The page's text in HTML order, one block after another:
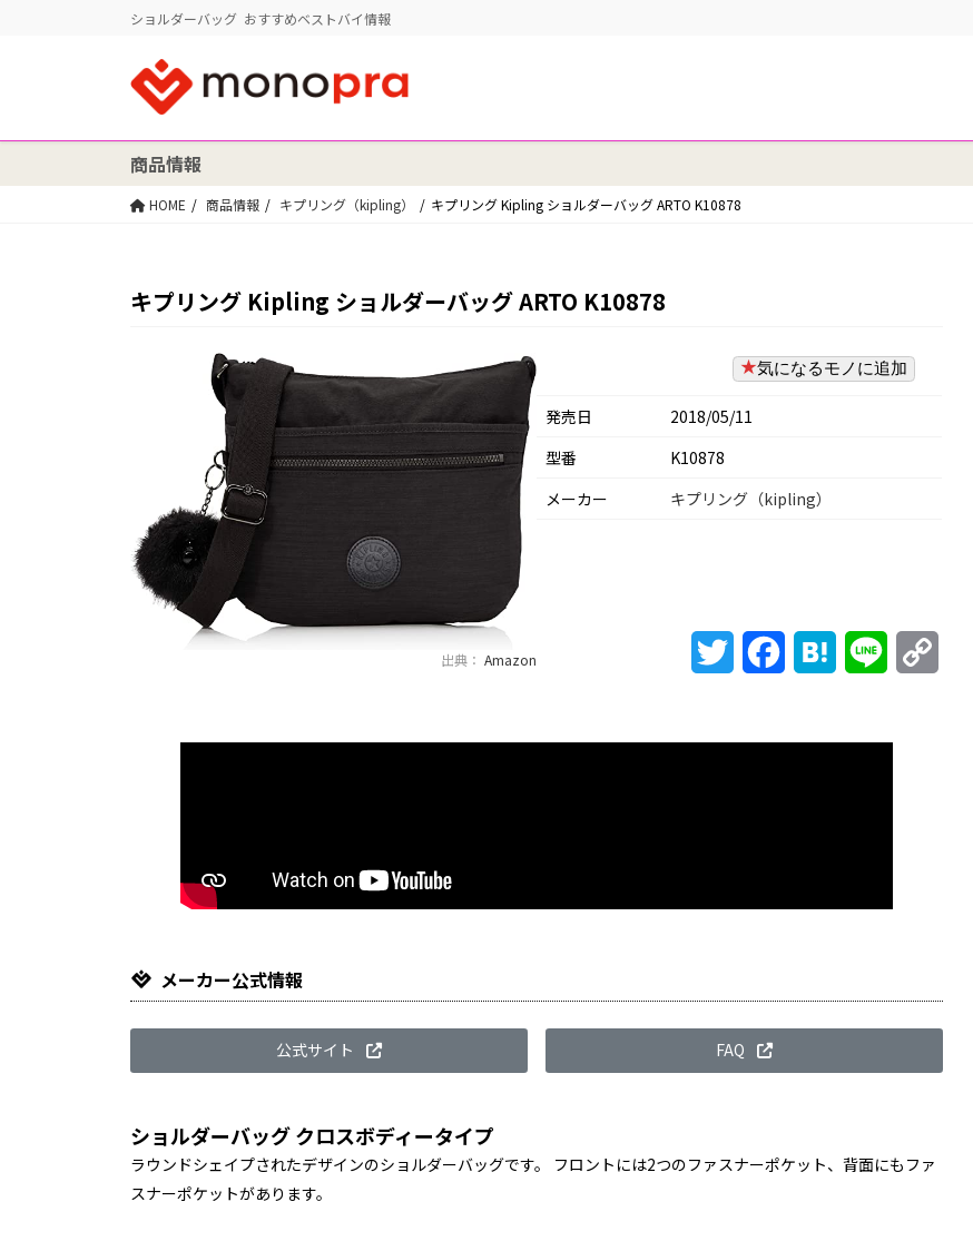
ショルダーバッグ おすすめベストバイ情報
商品情報
HOME 商品情報 キプリング（kipling） キプリング Kipling ショルダーバッグ ARTO K10878
キプリング Kipling ショルダーバッグ ARTO K10878
出典： Amazon
気になるモノに追加
発売日
2018/05/11
型番
K10878
メーカー
キプリング（kipling）
Twitter FacebookHatena Line
メーカー公式情報
公式サイト FAQ
ショルダーバッグ クロスボディータイプ
ラウンドシェイプされたデザインのショルダーバッグです。 フロントには2つのファスナーポケット、背面にもファ
スナーポケットがあります。